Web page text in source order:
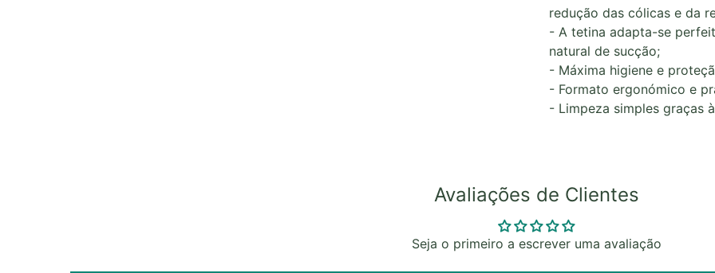
redução das cólicas e da
- A tetina adapta-se
natural de sucção;
- Máxima higiene e
- Formato ergonómico e
- Limpeza simples graças
Avaliações de Clientes
Seja o primeiro a escrever uma avaliação